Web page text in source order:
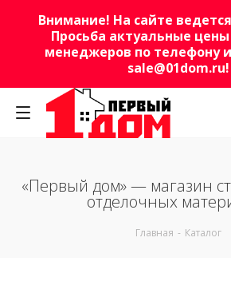
Внимание! На сайте
Просьба актуальные
менеджеров по телефону
sale@01dom.ru!
«Первый дом» — магазин
отделочных
Главная - Каталог